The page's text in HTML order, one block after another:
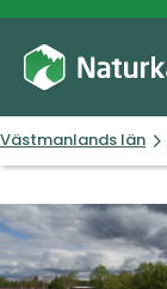
Västmanlands län